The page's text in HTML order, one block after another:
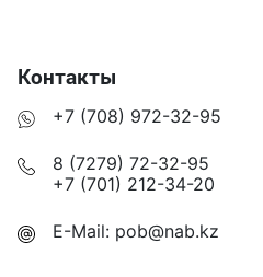
Контакты
+7 (708) 972-32-95
8 (7279) 72-32-95
+7 (701) 212-34-20
E-Mail: pob@nab.kz